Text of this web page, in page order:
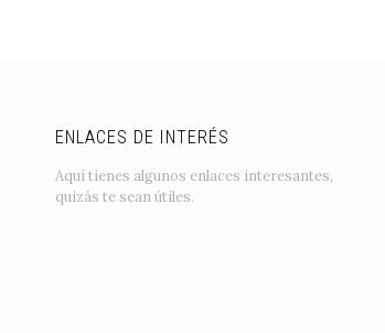
ENLACES DE INTERÉS
Aquí tienes algunos enlaces interesantes,
quizás te sean útiles.